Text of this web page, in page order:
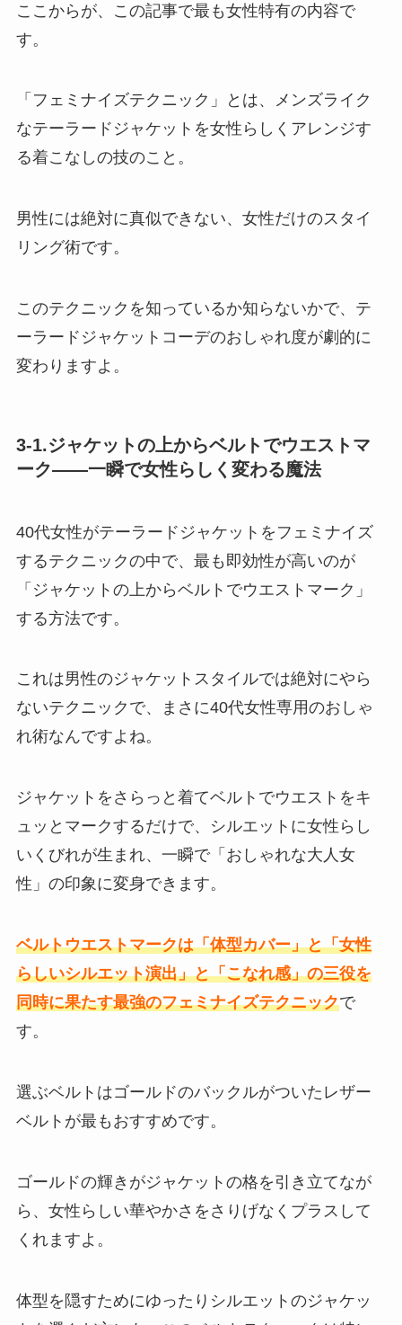
ここからが、この記事で最も女性特有の内容で
す。
「フェミナイズテクニック」とは、メンズライク
なテーラードジャケットを女性らしくアレンジす
る着こなしの技のこと。
男性には絶対に真似できない、女性だけのスタイ
リング術です。
このテクニックを知っているか知らないかで、テ
ーラードジャケットコーデのおしゃれ度が劇的に
変わりますよ。
3-1.ジャケットの上からベルトでウエストマ
ーク——一瞬で女性らしく変わる魔法
40代女性がテーラードジャケットをフェミナイズ
するテクニックの中で、最も即効性が高いのが
「ジャケットの上からベルトでウエストマーク」
する方法です。
これは男性のジャケットスタイルでは絶対にやら
ないテクニックで、まさに40代女性専用のおしゃ
れ術なんですよね。
ジャケットをさらっと着てベルトでウエストをキ
ュッとマークするだけで、シルエットに女性らし
いくびれが生まれ、一瞬で「おしゃれな大人女
性」の印象に変身できます。
ベルトウエストマークは「体型カバー」と「女性
らしいシルエット演出」と「こなれ感」の三役を
同時に果たす最強のフェミナイズテクニックで
す。
選ぶベルトはゴールドのバックルがついたレザー
ベルトが最もおすすめです。
ゴールドの輝きがジャケットの格を引き立てなが
ら、女性らしい華やかさをさりげなくプラスして
くれますよ。
体型を隠すためにゆったりシルエットのジャケッ